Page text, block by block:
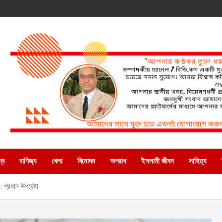
বাণিজ্য খেলা বিনোদন অপরাধ ইসলামী জীবন সাহিত্য
উপদেষ্টা